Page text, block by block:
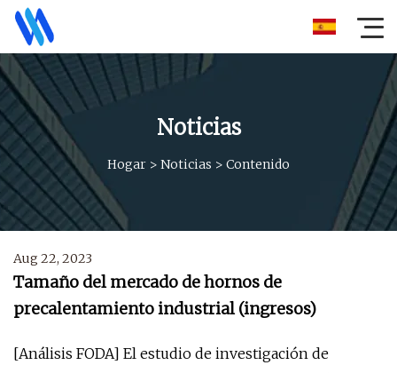
Noticias
Hogar > Noticias > Contenido
Aug 22, 2023
Tamaño del mercado de hornos de
precalentamiento industrial (ingresos)
[Análisis FODA] El estudio de investigación de